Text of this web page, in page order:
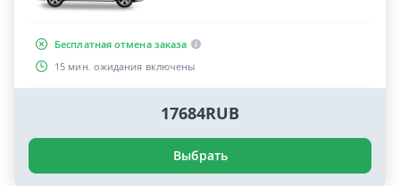
Бесплатная отмена заказа
15 мин. ожидания включены
17684RUB
Выбрать